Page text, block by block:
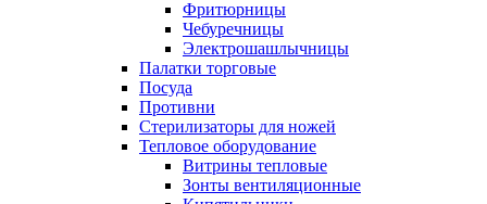
Фритюрницы
Чебуречницы
Электрошашлычницы
Палатки торговые
Посуда
Противни
Стерилизаторы для ножей
Тепловое оборудование
Витрины тепловые
Зонты вентиляционные